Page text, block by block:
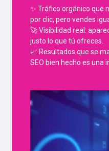
✨ Tráfico orgánico que
por clic, pero vendes
🚀 Visibilidad real:
justo lo que tú ofreces.
📈 Resultados que se
SEO bien hecho es una